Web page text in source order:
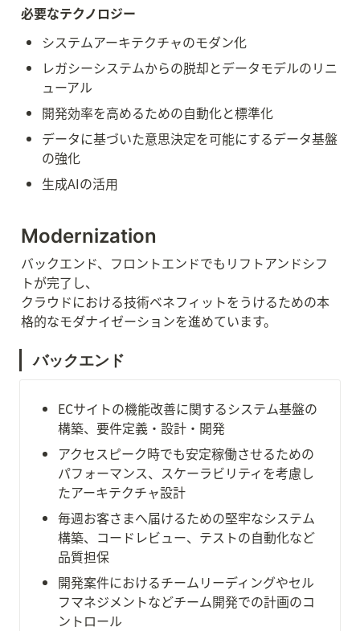
必要なテクノロジー
システムアーキテクチャのモダン化
レガシーシステムからの脱却とデータモデルのリニ
ューアル
開発効率を高めるための自動化と標準化
データに基づいた意思決定を可能にするデータ基盤
の強化
生成AIの活用
Modernization
バックエンド、フロントエンドでも リフトアンドシフ
トが完了し、
クラウドにおける技術ベネフィットをうけるための本
格的なモダナイゼーションを進めています。
バックエンド
ECサイトの機能改善に関するシステム基盤の
構築、要件定義・設計・開発
アクセスピーク時でも安定稼働させるための
パフォーマンス、スケーラビリティを考慮し
たアーキテクチャ設計
毎週お客さまへ届けるための堅牢なシステム
構築、コードレビュー、テストの自動化など
品質担保
開発案件におけるチームリーディングやセル
フマネジメントなどチーム開発での計画のコ
ントロール